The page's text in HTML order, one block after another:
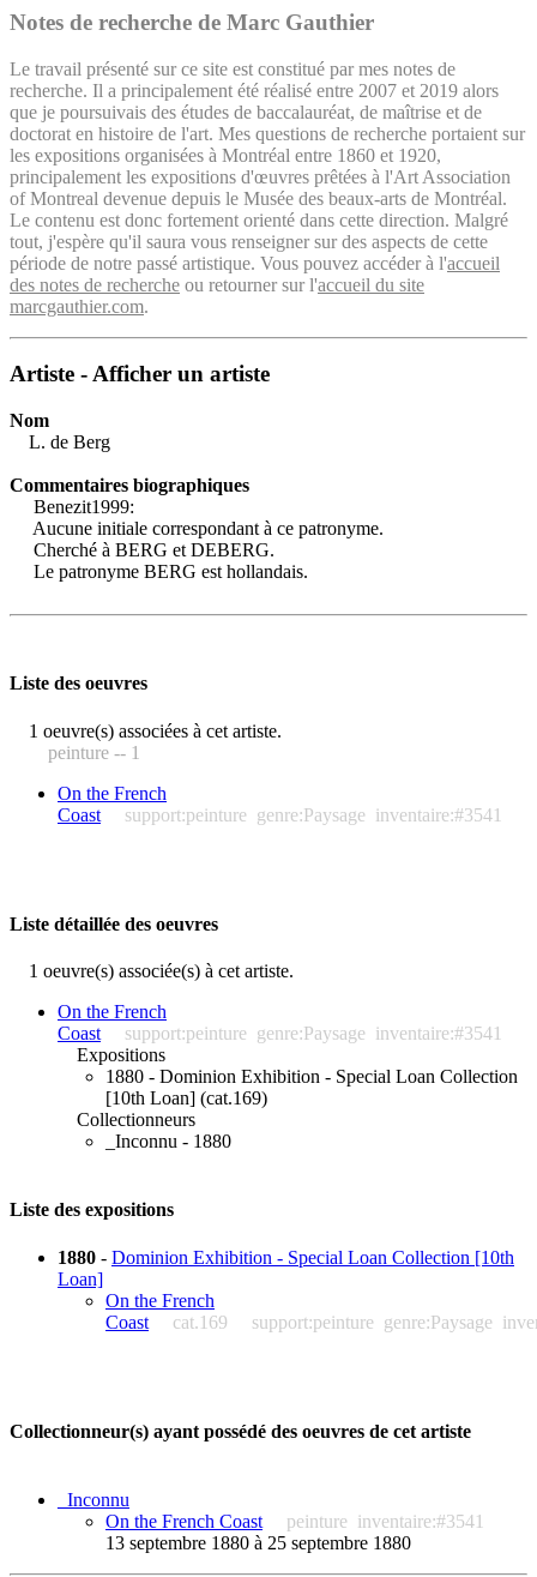
Notes de recherche de Marc Gauthier
Le travail présenté sur ce site est constitué par mes notes de
recherche. Il a principalement été réalisé entre 2007 et 2019 alors
que je poursuivais des études de baccalauréat, de maîtrise et de
doctorat en histoire de l'art. Mes questions de recherche portaient sur
les expositions organisées à Montréal entre 1860 et 1920,
principalement les expositions d'œuvres prêtées à l'Art Association
of Montreal devenue depuis le Musée des beaux-arts de Montréal.
Le contenu est donc fortement orienté dans cette direction. Malgré
tout, j'espère qu'il saura vous renseigner sur des aspects de cette
période de notre passé artistique. Vous pouvez accéder à l'accueil
des notes de recherche ou retourner sur l'accueil du site
marcgauthier.com.
Artiste - Afficher un artiste
Nom
L. de Berg
Commentaires biographiques
Benezit1999:
Aucune initiale correspondant à ce patronyme.
Cherché à BERG et DEBERG.
Le patronyme BERG est hollandais.
Liste des oeuvres
1 oeuvre(s) associées à cet artiste.
peinture -- 1
On the French
Coast
support:peinture genre:Paysage inventaire:#3541
Liste détaillée des oeuvres
1 oeuvre(s) associée(s) à cet artiste.
On the French
Coast
support:peinture genre:Paysage inventaire:#3541
Expositions
1880 - Dominion Exhibition - Special Loan Collection
[10th Loan] (cat.169)
Collectionneurs
_Inconnu - 1880
Liste des expositions
1880 - Dominion Exhibition - Special Loan Collection [10th
Loan]
On the French
Coast
cat.169 support:peinture genre:Paysage
Collectionneur(s) ayant possédé des oeuvres de cet artiste
_Inconnu
On the French Coast
peinture inventaire:#3541
13 septembre 1880 à 25 septembre 1880